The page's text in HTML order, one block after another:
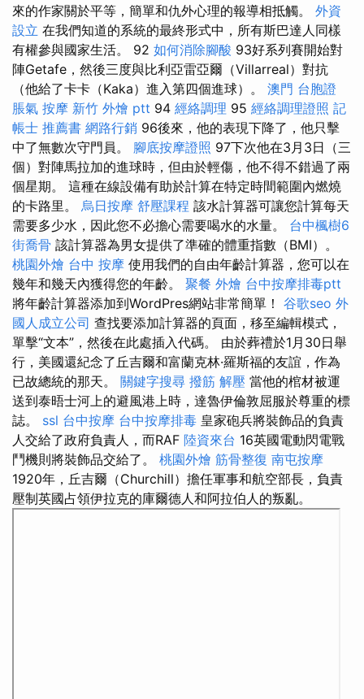
來的作家關於平等，簡單和仇外心理的報導相抵觸。 外資
設立 在我們知道的系統的最終形式中，所有斯巴達人同樣
有權參與國家生活。 92 如何消除腳酸 93好系列賽開始對
陣Getafe，然後三度與比利亞雷亞爾（Villarreal）對抗
（他給了卡卡（Kaka）進入第四個進球）。 澳門 台胞證
脹氣 按摩 新竹 外燴 ptt 94 經絡調理 95 經絡調理證照 記
帳士 推薦書 網路行銷 96後來，他的表現下降了，他只擊
中了無數次守門員。 腳底按摩證照 97下次他在3月3日（三
個）對陣馬拉加的進球時，但由於輕傷，他不得不錯過了兩
個星期。 這種在線設備有助於計算在特定時間範圍內燃燒
的卡路里。 烏日按摩 舒壓課程 該水計算器可讓您計算每天
需要多少水，因此您不必擔心需要喝水的水量。 台中楓樹6
街喬骨 該計算器為男女提供了準確的體重指數（BMI）。
桃園外燴 台中 按摩 使用我們的自由年齡計算器，您可以在
幾年和幾天內獲得您的年齡。 聚餐 外燴 台中按摩排毒ptt
將年齡計算器添加到WordPres網站非常簡單！ 谷歌seo 外
國人成立公司 查找要添加計算器的頁面，移至編輯模式，
單擊“文本”，然後在此處插入代碼。 由於葬禮於1月30日舉
行，美國還紀念了丘吉爾和富蘭克林·羅斯福的友誼，作為
已故總統的那天。 關鍵字搜尋 撥筋 解壓 當他的棺材被運
送到泰晤士河上的避風港上時，達魯伊倫敦屈服於尊重的標
誌。 ssl 台中按摩 台中按摩排毒 皇家砲兵將裝飾品的負責
人交給了政府負責人，而RAF 陸資來台 16英國電動閃電戰
鬥機則將裝飾品交給了。 桃園外燴 筋骨整復 南屯按摩
1920年，丘吉爾（Churchill）擔任軍事和航空部長，負責
壓制英國占領伊拉克的庫爾德人和阿拉伯人的叛亂。